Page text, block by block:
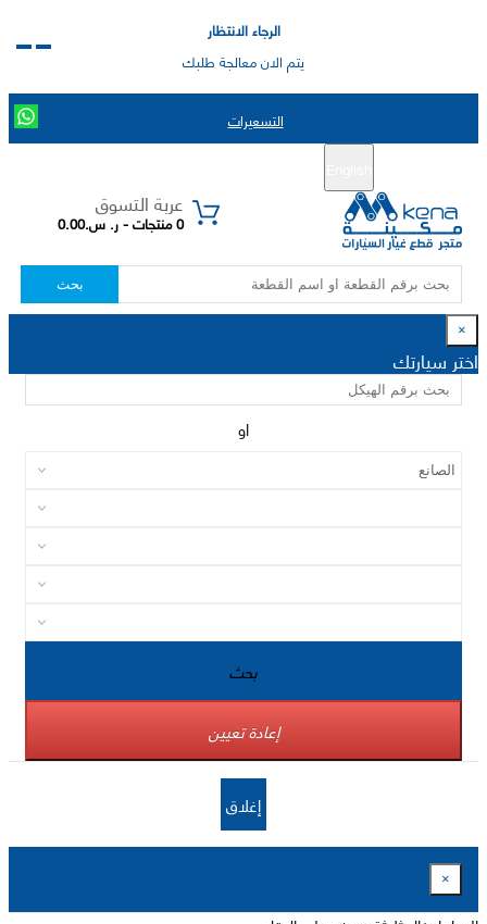
الرجاء الانتظار
يتم الان معالجة طلبك
التسعيرات
عربة التسوق
0 منتجات - ر. س.0.00
بحث
×
اختر سيارتك
او
بحث
إعادة تعيين
إغلاق
×